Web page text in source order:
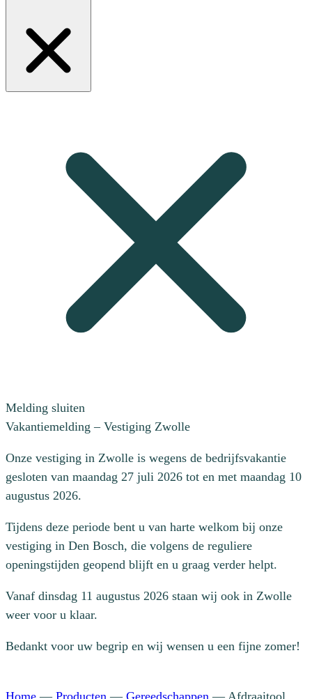
Melding sluiten
Vakantiemelding – Vestiging Zwolle
Onze vestiging in Zwolle is wegens de bedrijfsvakantie
gesloten van maandag 27 juli 2026 tot en met maandag 10
augustus 2026.
Tijdens deze periode bent u van harte welkom bij onze
vestiging in Den Bosch, die volgens de reguliere
openingstijden geopend blijft en u graag verder helpt.
Vanaf dinsdag 11 augustus 2026 staan wij ook in Zwolle
weer voor u klaar.
Bedankt voor uw begrip en wij wensen u een fijne zomer!
Home — Producten — Gereedschappen — Afdraaitool